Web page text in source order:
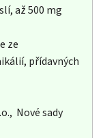
až 500 mg
ze
přídavných
Nové sady